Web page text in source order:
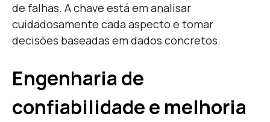
de falhas. A chave está em analisar
cuidadosamente cada aspecto e tomar
decisões baseadas em dados concretos.
Engenharia de
confiabilidade e melhoria